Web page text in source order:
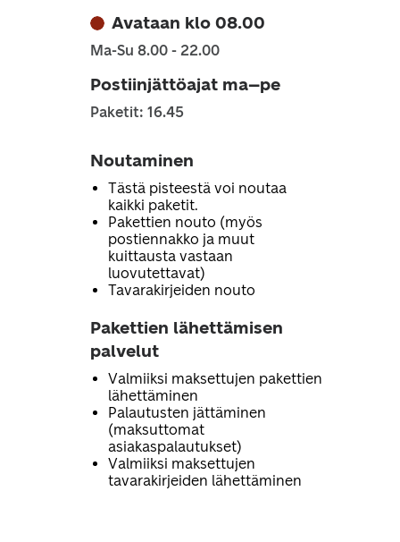
Avataan klo 08.00
Ma-Su 8.00 - 22.00
Postiinjättöajat ma–pe
Paketit: 16.45
Noutaminen
Tästä pisteestä voi noutaa
kaikki paketit.
Pakettien nouto (myös
postiennakko ja muut
kuittausta vastaan
luovutettavat)
Tavarakirjeiden nouto
Pakettien lähettämisen
palvelut
Valmiiksi maksettujen pakettien
lähettäminen
Palautusten jättäminen
(maksuttomat
asiakaspalautukset)
Valmiiksi maksettujen
tavarakirjeiden lähettäminen